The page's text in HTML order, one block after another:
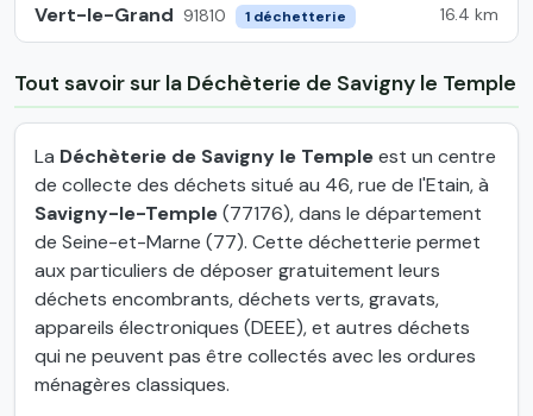
Vert-le-Grand 91810 1 déchetterie 16.4 km
Tout savoir sur la Déchèterie de Savigny le Temple
La Déchèterie de Savigny le Templeest un centre
de collecte des déchets situé au 46, rue de l'Etain, à
Savigny-le-Temple(77176), dans le département
de Seine-et-Marne (77). Cette déchetterie permet
aux particuliers de déposer gratuitement leurs
déchets encombrants, déchets verts, gravats,
appareils électroniques (DEEE), et autres déchets
qui ne peuvent pas être collectés avec les ordures
ménagères classiques.